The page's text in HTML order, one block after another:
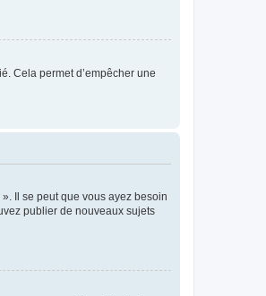
Cela permet d’empêcher une
Il se peut que vous ayez besoin
publier de nouveaux sujets